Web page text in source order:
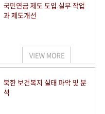
국민연금 제도 도입 실무 작업
과 제도개선
VIEW MORE
북한 보건복지 실태 파악 및 분
석